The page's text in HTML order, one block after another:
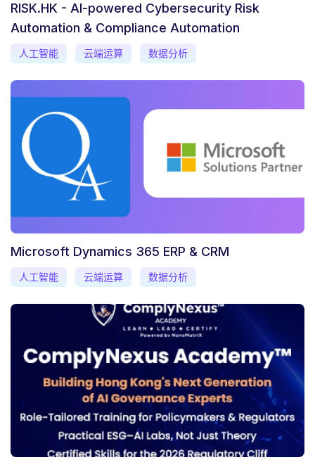
RISK.HK - AI-powered Cybersecurity Risk
Automation & Compliance Automation
人工智能 云端运算 数据分析
Microsoft Dynamics 365 ERP & CRM
人工智能 云端运算 数据分析